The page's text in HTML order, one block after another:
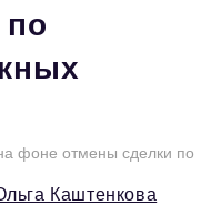
фоне отмены сделки по
Каштенкова